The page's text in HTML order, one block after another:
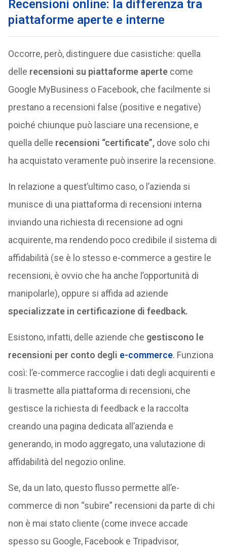
Recensioni online: la differenza tra
piattaforme aperte e interne
Occorre, però, distinguere due casistiche: quella
delle recensioni su piattaforme apertecome
Google MyBusiness o Facebook, che facilmente si
prestano a recensioni false (positive e negative)
poiché chiunque può lasciare una recensione, e
quella delle recensioni “certificate”,dove solo chi
ha acquistato veramente può inserire la recensione.
In relazione a quest’ultimo caso, o l’azienda si
munisce di una piattaforma di recensioni interna
inviando una richiesta di recensione ad ogni
acquirente, ma rendendo poco credibile il sistema di
affidabilità (se è lo stesso e-commerce a gestire le
recensioni, è ovvio che ha anche l’opportunità di
manipolarle), oppure si affida ad aziende
specializzate in certificazione di feedback.
Esistono, infatti, delle aziende che gestiscono le
recensioni per conto degli e-commerce. Funziona
così: l’e-commerce raccoglie i dati degli acquirenti e
li trasmette alla piattaforma di recensioni, che
gestisce la richiesta di feedback e la raccolta
creando una pagina dedicata all’azienda e
generando, in modo aggregato, una valutazione di
affidabilità del negozio online.
Se, da un lato, questo flusso permette all’e-
commerce di non “subire” recensioni da parte di chi
non è mai stato cliente (come invece accade
spesso su Google, Facebook e Tripadvisor,